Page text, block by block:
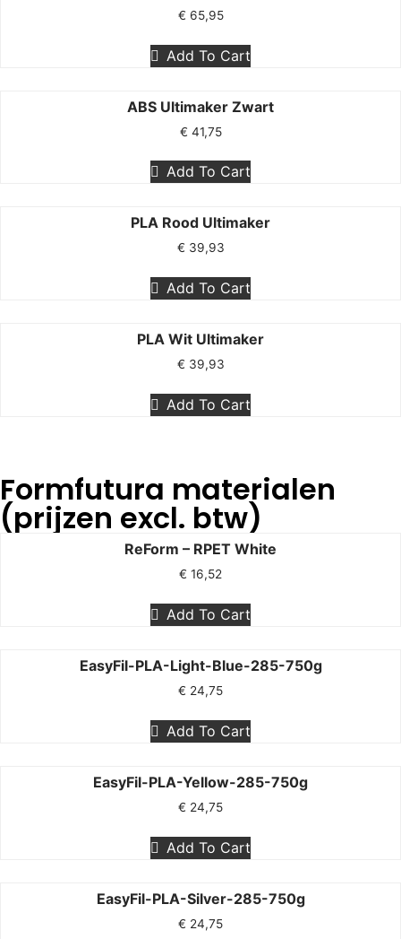
€ 65,95
Add To Cart
ABS Ultimaker Zwart
€ 41,75
Add To Cart
PLA Rood Ultimaker
€ 39,93
Add To Cart
PLA Wit Ultimaker
€ 39,93
Add To Cart
Formfutura materialen
(prijzen excl. btw)
ReForm – RPET White
€ 16,52
Add To Cart
EasyFil-PLA-Light-Blue-285-750g
€ 24,75
Add To Cart
EasyFil-PLA-Yellow-285-750g
€ 24,75
Add To Cart
EasyFil-PLA-Silver-285-750g
€ 24,75